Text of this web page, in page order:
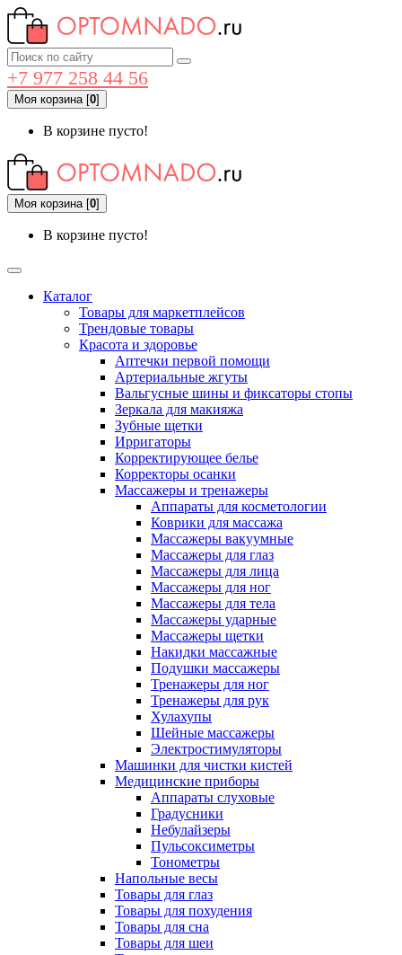
+7 977 258 44 56
Моя корзина[0]
В корзине пусто!
Моя корзина[0]
В корзине пусто!
Каталог
Товары для маркетплейсов
Трендовые товары
Красота и здоровье
Аптечки первой помощи
Артериальные жгуты
Вальгусные шины и фиксаторы стопы
Зеркала для макияжа
Зубные щетки
Ирригаторы
Корректирующее белье
Корректоры осанки
Массажеры и тренажеры
Аппараты для косметологии
Коврики для массажа
Массажеры вакуумные
Массажеры для глаз
Массажеры для лица
Массажеры для ног
Массажеры для тела
Массажеры ударные
Массажеры щетки
Накидки массажные
Подушки массажеры
Тренажеры для ног
Тренажеры для рук
Хулахупы
Шейные массажеры
Электростимуляторы
Машинки для чистки кистей
Медицинские приборы
Аппараты слуховые
Градусники
Небулайзеры
Пульсоксиметры
Тонометры
Напольные весы
Товары для глаз
Товары для похудения
Товары для сна
Товары для шеи